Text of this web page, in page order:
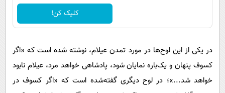
کلیک کن!
در یکی از این لوح‌ها در مورد تمدن عیلام، نوشته‌ شده است که «اگر
کسوف پنهان و یک‌باره نمایان شود، پادشاهی خواهد مرد، عیلام نابود
خواهد شد...»؛ در لوح دیگری گفته‌شده است که «اگر کسوف در